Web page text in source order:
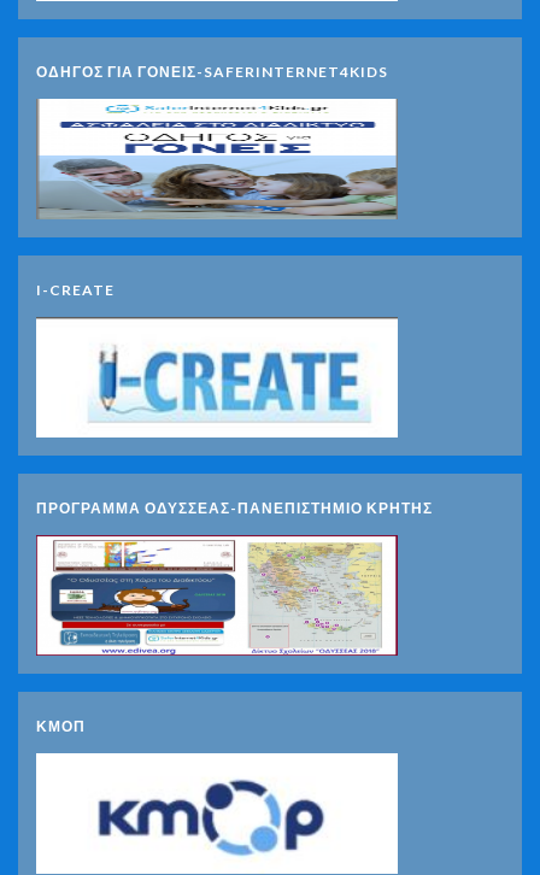
ΟΔΗΓΟΣ ΓΙΑ ΓΟΝΕΙΣ-SAFERINTERNET4KIDS
I-CREATE
ΠΡΟΓΡΑΜΜΑ ΟΔΥΣΣΕΑΣ-ΠΑΝΕΠΙΣΤΗΜΙΟ ΚΡΗΤΗΣ
ΚΜΟΠ